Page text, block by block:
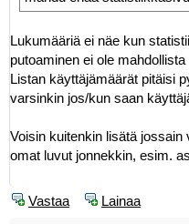
Lukumääriä ei näe kun
putoaminen ei ole
Listan käyttäjämäärät pitäisi
varsinkin jos/kun saan
Voisin kuitenkin lisätä
omat luvut jonnekkin, esim.
Vastaa Lainaa